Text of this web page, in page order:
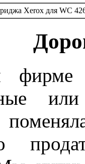
Xerox для WC
фирме